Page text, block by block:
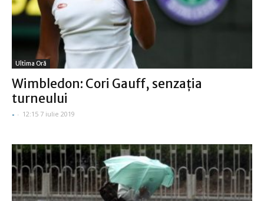
Ultima Oră
Wimbledon: Cori Gauff, senzaţia
turneului
- - 12:15 7 iulie 2019